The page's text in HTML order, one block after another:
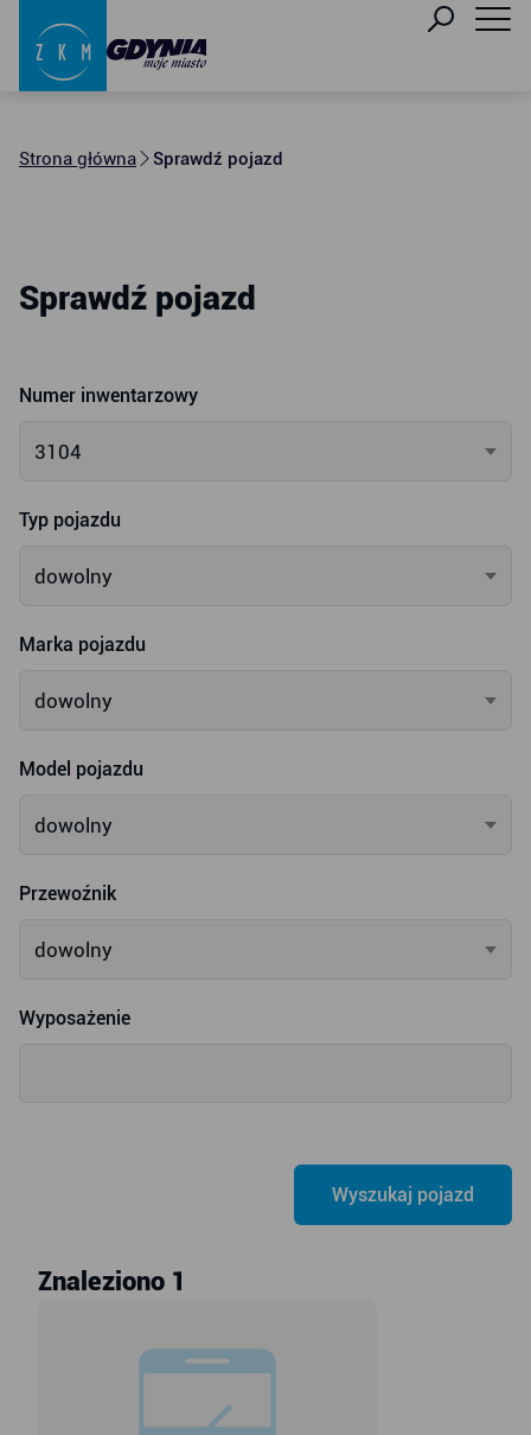
Strona główna Sprawdź pojazd
Sprawdź pojazd
Numer inwentarzowy
3104
Typ pojazdu
dowolny
Marka pojazdu
dowolny
Model pojazdu
dowolny
Przewoźnik
dowolny
Wyposażenie
Znaleziono 1